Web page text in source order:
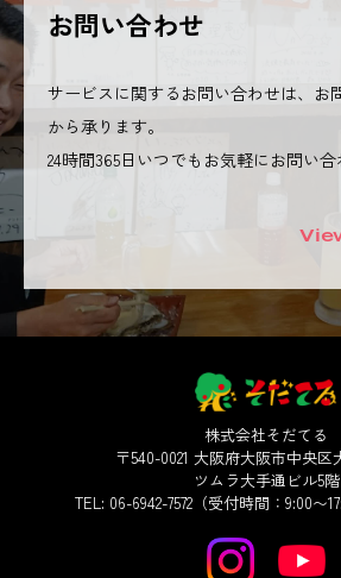
お問い合わせ
サービスに関するお問い合わせは、お
から承ります。
24時間365日いつでもお気軽にお問い合
株式会社そだてる
〒540-0021 大阪府大阪市中央区
ツムラ大手通ビル5階
TEL: 06-6942-7572（受付時間：9:00〜